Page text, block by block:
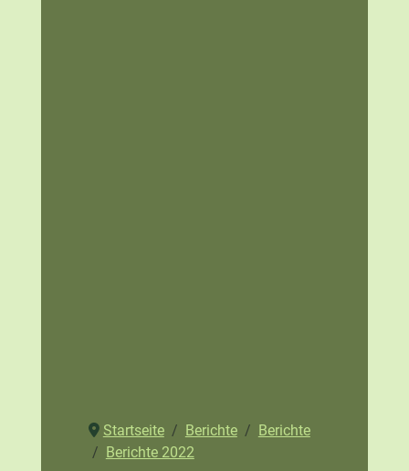
Startseite Berichte
Berichte
Berichte 2022